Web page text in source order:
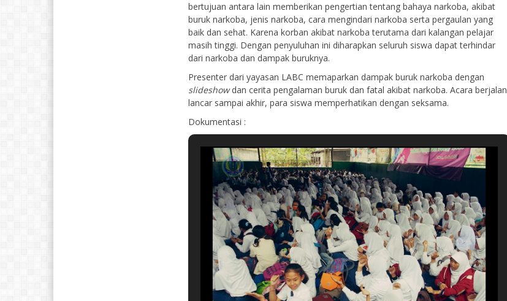
bertujuan antara lain memberikan pengertian tentang bahaya narkoba, akibat
buruk narkoba, jenis narkoba, cara mengindari narkoba serta pergaulan yang
baik dan sehat. Karena korban akibat narkoba terutama dari kalangan pelajar
masih tinggi. Dengan penyuluhan ini diharapkan seluruh siswa dapat terhindar
dari narkoba dan dampak buruknya.
Presenter dari yayasan LABC memaparkan dampak buruk narkoba dengan
slideshowdan cerita pengalaman buruk dan fatal akibat narkoba. Acara berjalan
lancar sampai akhir, para siswa memperhatikan dengan seksama.
Dokumentasi :